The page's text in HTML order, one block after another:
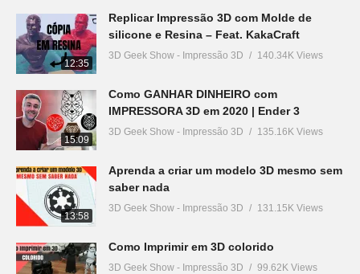
12:35
Replicar Impressão 3D com Molde de
silicone e Resina – Feat. KakaCraft
3D Geek Show - Impressão 3D 140.34K Views
15:09
Como GANHAR DINHEIRO com
IMPRESSORA 3D em 2020 | Ender 3
3D Geek Show - Impressão 3D 135.16K Views
13:58
Aprenda a criar um modelo 3D mesmo sem
saber nada
3D Geek Show - Impressão 3D 131.15K Views
Como Imprimir em 3D colorido
3D Geek Show - Impressão 3D 99.62K Views